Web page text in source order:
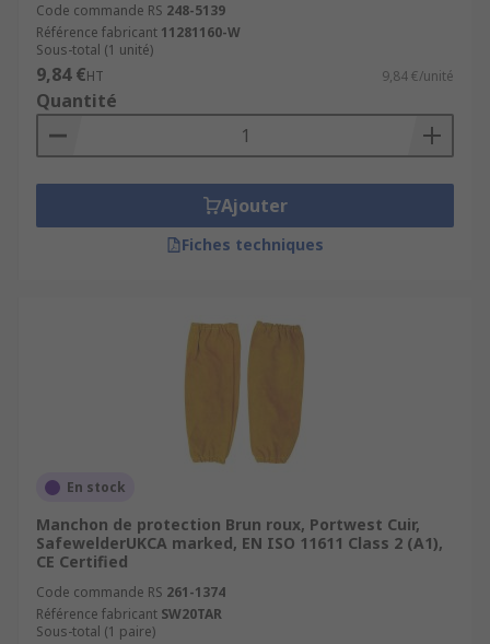
Code commande RS 248-5139
Référence fabricant 11281160-W
Sous-total (1 unité)
9,84 €HT 9,84 €/unité
Quantité
Ajouter
Fiches techniques
En stock
Manchon de protection Brun roux, Portwest Cuir,
SafewelderUKCA marked, EN ISO 11611 Class 2 (A1),
CE Certified
Code commande RS 261-1374
Référence fabricant SW20TAR
Sous-total (1 paire)